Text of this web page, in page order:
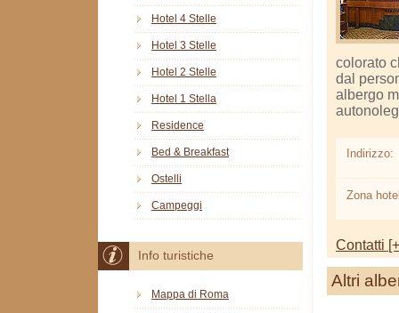
colorato
dal
albergo
Indirizzo:
Zona
Contatti
Altri
Hotel 4 Stelle
Hotel 3 Stelle
Hotel 2 Stelle
Hotel 1 Stella
Residence
Bed & Breakfast
Ostelli
Campeggi
Info turistiche
Mappa di Roma